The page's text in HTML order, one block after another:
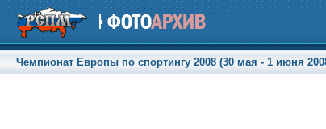
Чемпионат Европы по спортингу 2008 (30 мая - 1 июня